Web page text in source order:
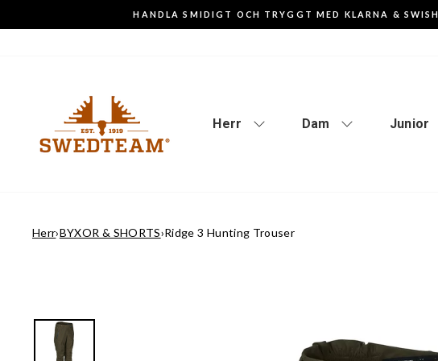
HANDLA SMIDIGT OCH TRYGGT MED KLARNA & SWISH
Herr Dam Junior
Herr›BYXOR & SHORTS›Ridge 3 Hunting Trouser